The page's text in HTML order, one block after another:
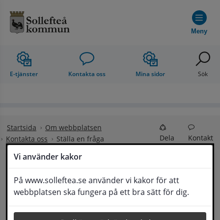
Vi använder kakor
På www.solleftea.se använder vi kakor för att
webbplatsen ska fungera på ett bra sätt för dig.
Meny
E-tjänster Kontakta oss Mina sidor Sök
Startsida
Om webbplatsen
Kontakta oss
Ställa en fråga Dela Kontakt
Ställa en fråga
Om din fråga är omfattande kan det bli aktuellt